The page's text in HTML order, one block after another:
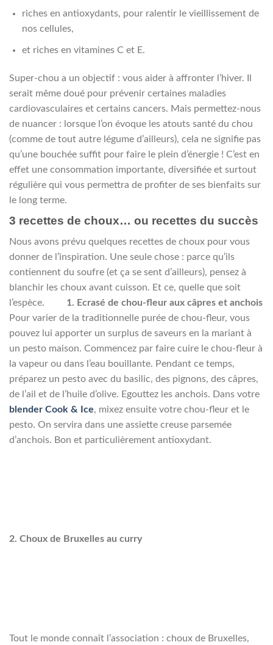
riches en antioxydants, pour ralentir le vieillissement de
nos cellules,
et riches en vitamines C et E.
Super-chou a un objectif : vous aider à affronter l’hiver. Il
serait même doué pour prévenir certaines maladies
cardiovasculaires et certains cancers. Mais permettez-nous
de nuancer : lorsque l’on évoque les atouts santé du chou
(comme de tout autre légume d’ailleurs), cela ne signifie pas
qu’une bouchée suffit pour faire le plein d’énergie ! C’est en
effet une consommation importante, diversifiée et surtout
régulière qui vous permettra de profiter de ses bienfaits sur
le long terme.
3 recettes de choux… ou recettes du succès
Nous avons prévu quelques recettes de choux pour vous
donner de l’inspiration. Une seule chose : parce qu’ils
contiennent du soufre (et ça se sent d’ailleurs), pensez à
blanchir les choux avant cuisson. Et ce, quelle que soit
l’espèce.
1. Ecrasé de chou-fleur aux câpres et anchois
Pour varier de la traditionnelle purée de chou-fleur, vous
pouvez lui apporter un surplus de saveurs en la mariant à
un pesto maison. Commencez par faire cuire le chou-fleur à
la vapeur ou dans l’eau bouillante. Pendant ce temps,
préparez un pesto avec du basilic, des pignons, des câpres,
de l’ail et de l’huile d’olive. Egouttez les anchois. Dans votre
blender Cook & Ice, mixez ensuite votre chou-fleur et le
pesto. On servira dans une assiette creuse parsemée
d’anchois. Bon et particulièrement antioxydant.
2. Choux de Bruxelles au curry
Tout le monde connaît l’association : choux de Bruxelles,